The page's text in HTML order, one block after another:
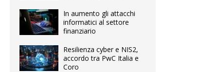
In aumento gli attacchi
informatici al settore
finanziario
Resilienza cyber e NIS2,
accordo tra PwC Italia e
Coro